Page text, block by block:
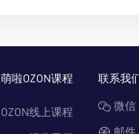
萌啦OZON课程
OZON线上课程
联系我
微
邮